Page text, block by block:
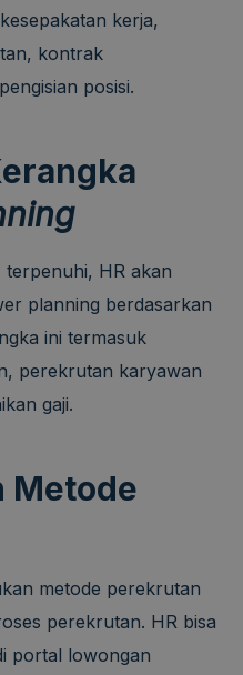
kerja,
kontrak
posisi.
terpenuhi, HR akan
planning berdasarkan
ini termasuk
perekrutan karyawan
gaji.
Metode
metode perekrutan
perekrutan. HR bisa
portal lowongan